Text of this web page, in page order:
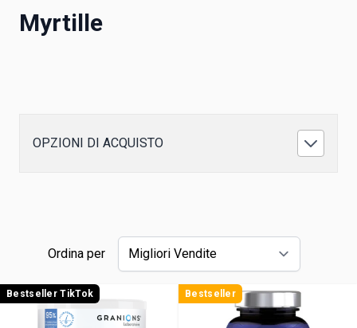
Myrtille
OPZIONI DI ACQUISTO
Ordina per
Bestseller TikTok Bestseller